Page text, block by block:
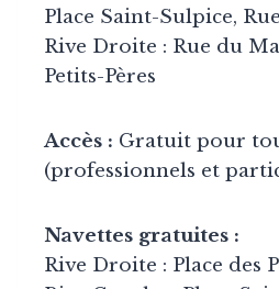
Place Saint-Sulpice,
Rive Droite : Rue du
Petits-Pères
Accès : Gratuit pour
(professionnels et
Navettes gratuites :
Rive Droite : Place des